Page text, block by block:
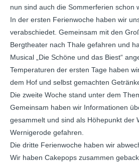
nun sind auch die Sommerferien schon
In der ersten Ferienwoche haben wir
verabschiedet. Gemeinsam mit den
Bergtheater nach Thale gefahren und
Musical „Die Schöne und das Biest“
Temperaturen der ersten Tage haben
dem Hof und selbst gemachten
Die zweite Woche stand unter dem
Gemeinsam haben wir Informationen
gesammelt und sind als Höhepunkt der
Wernigerode gefahren.
Die dritte Ferienwoche haben wir
Wir haben Cakepops zusammen